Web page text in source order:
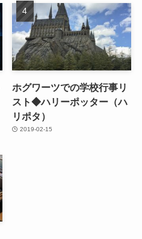
ホグワーツでの学校行事リ
スト◆ハリーポッター（ハ
リポタ）
2019-02-15